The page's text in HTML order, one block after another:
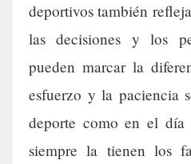
deportivos también
las decisiones y los
pueden marcar la
esfuerzo y la paciencia
deporte como en el
siempre la tienen los